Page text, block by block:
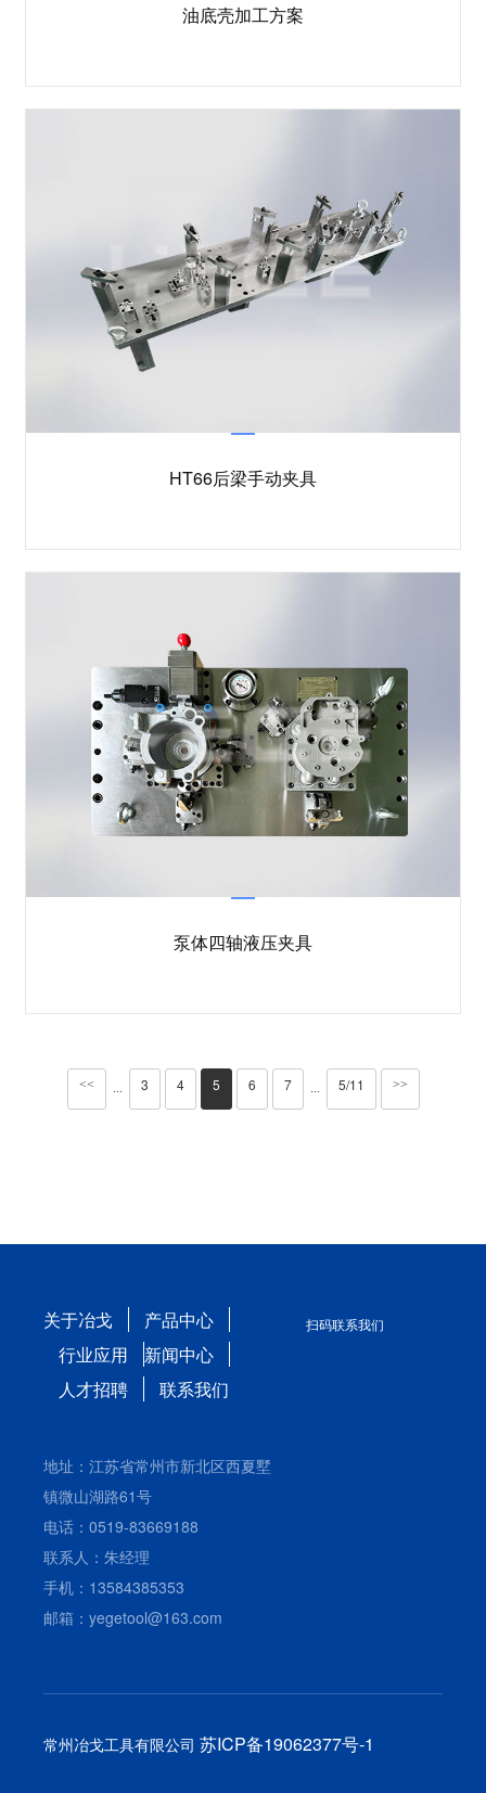
油底壳加工方案
HT66后梁手动夹具
泵体四轴液压夹具
<< ··· 3 4 5 6 7 ··· 5/11 >>
关于冶戈
产品中心
行业应用
新闻中心
人才招聘
联系我们
地址：江苏省常州市新北区西夏墅
镇微山湖路61号
电话：0519-83669188
联系人：朱经理
手机：13584385353
邮箱：yegetool@163.com
扫码联系我们
常州冶戈工具有限公司苏ICP备19062377号-1